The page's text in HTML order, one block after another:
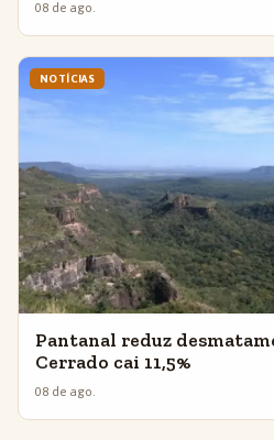
08 de ago.
NOTÍCIAS
Pantanal reduz
Cerrado cai 11,5%
08 de ago.